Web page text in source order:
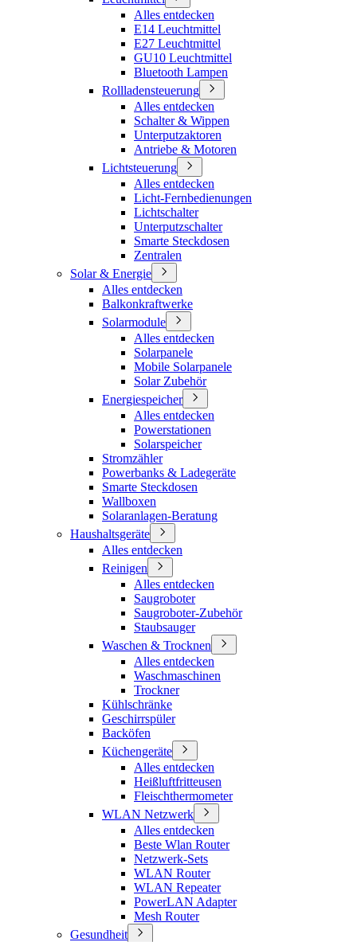
Alles entdecken
E14 Leuchtmittel
E27 Leuchtmittel
GU10 Leuchtmittel
Bluetooth Lampen
Rollladensteuerung
Alles entdecken
Schalter & Wippen
Unterputzaktoren
Antriebe & Motoren
Lichtsteuerung
Alles entdecken
Licht-Fernbedienungen
Lichtschalter
Unterputzschalter
Smarte Steckdosen
Zentralen
Solar & Energie
Alles entdecken
Balkonkraftwerke
Solarmodule
Alles entdecken
Solarpanele
Mobile Solarpanele
Solar Zubehör
Energiespeicher
Alles entdecken
Powerstationen
Solarspeicher
Stromzähler
Powerbanks & Ladegeräte
Smarte Steckdosen
Wallboxen
Solaranlagen-Beratung
Haushaltsgeräte
Alles entdecken
Reinigen
Alles entdecken
Saugroboter
Saugroboter-Zubehör
Staubsauger
Waschen & Trocknen
Alles entdecken
Waschmaschinen
Trockner
Kühlschränke
Geschirrspüler
Backöfen
Küchengeräte
Alles entdecken
Heißluftfritteusen
Fleischthermometer
WLAN Netzwerk
Alles entdecken
Beste Wlan Router
Netzwerk-Sets
WLAN Router
WLAN Repeater
PowerLAN Adapter
Mesh Router
Gesundheit